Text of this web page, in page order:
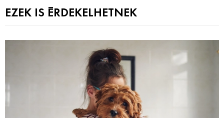
EZEK IS ÉRDEKELHETNEK